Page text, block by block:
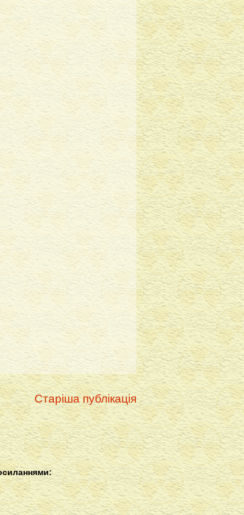
Старіша публікація